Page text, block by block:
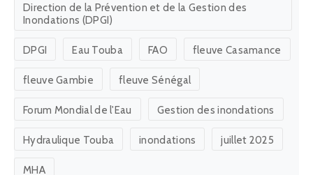
Direction de la Prévention et de la Gestion des
Inondations (DPGI)
DPGI Eau Touba FAO fleuve Casamance
fleuve Gambie fleuve Sénégal
Forum Mondial de l'Eau Gestion des inondations
Hydraulique Touba inondations juillet 2025
MHA